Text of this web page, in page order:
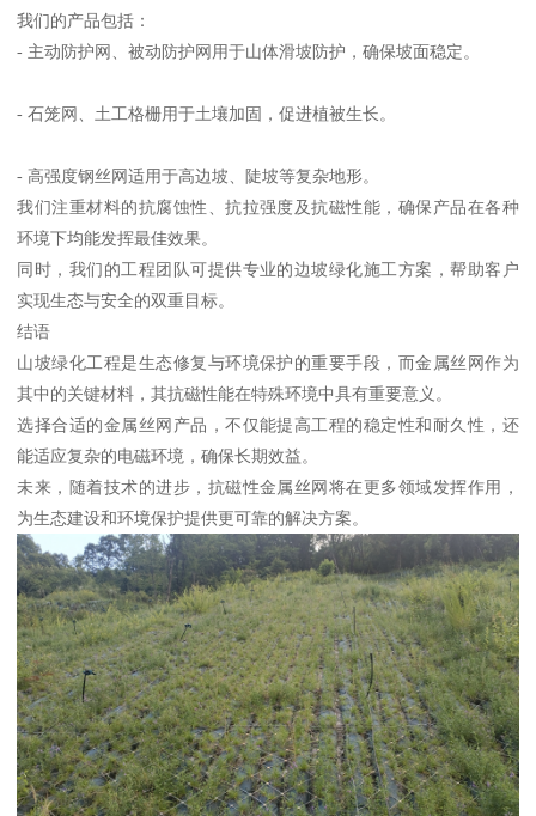
我们的产品包括：
- 主动防护网、被动防护网用于山体滑坡防护，确保坡面稳定。
- 石笼网、土工格栅用于土壤加固，促进植被生长。
- 高强度钢丝网适用于高边坡、陡坡等复杂地形。
我们注重材料的抗腐蚀性、抗拉强度及抗磁性能，确保产品在各种
环境下均能发挥最佳效果。
同时，我们的工程团队可提供专业的边坡绿化施工方案，帮助客户
实现生态与安全的双重目标。
结语
山坡绿化工程是生态修复与环境保护的重要手段，而金属丝网作为
其中的关键材料，其抗磁性能在特殊环境中具有重要意义。
选择合适的金属丝网产品，不仅能提高工程的稳定性和耐久性，还
能适应复杂的电磁环境，确保长期效益。
未来，随着技术的进步，抗磁性金属丝网将在更多领域发挥作用，
为生态建设和环境保护提供更可靠的解决方案。